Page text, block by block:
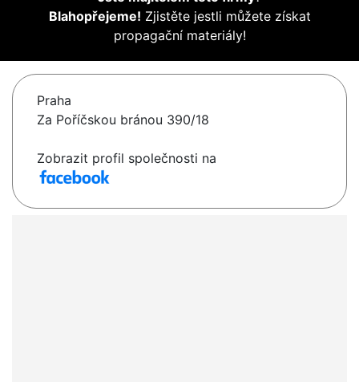
Blahopřejeme! Zjistěte jestli můžete získat
propagační materiály!
Praha
Za Poříčskou bránou 390/18
Zobrazit profil společnosti na